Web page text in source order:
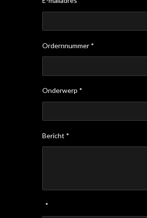
Ordernnummer *
Onderwerp *
Bericht *
*